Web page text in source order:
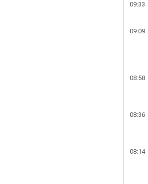
09:33
09:09
08:58
08:36
08:14